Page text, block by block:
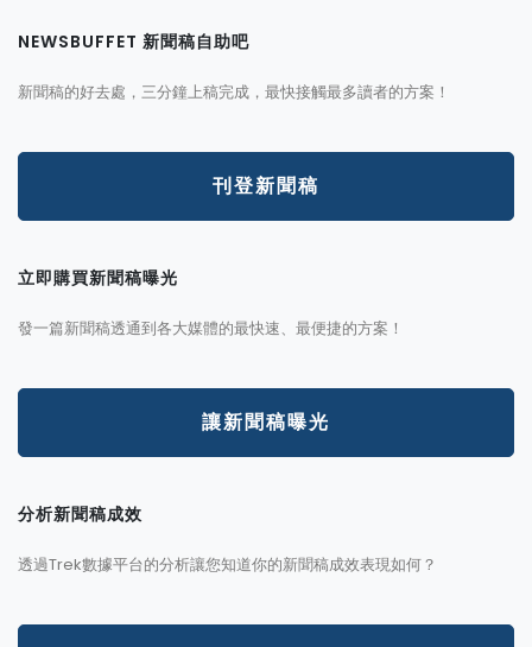
NEWSBUFFET 新聞稿自助吧
新聞稿的好去處，三分鐘上稿完成，最快接觸最多讀者的方案！
刊登新聞稿
立即購買新聞稿曝光
發一篇新聞稿透通到各大媒體的最快速、最便捷的方案！
讓新聞稿曝光
分析新聞稿成效
透過Trek數據平台的分析讓您知道你的新聞稿成效表現如何？